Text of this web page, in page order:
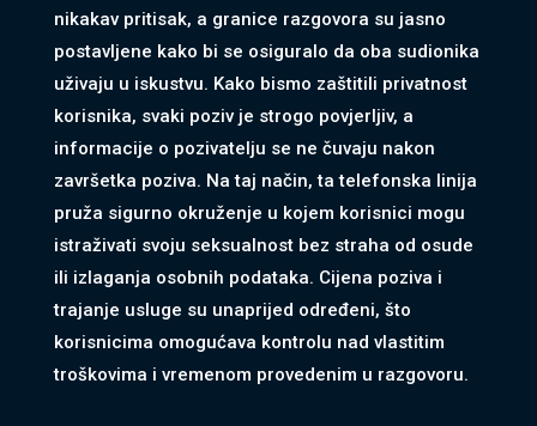
nikakav pritisak, a granice razgovora su jasno
postavljene kako bi se osiguralo da oba sudionika
uživaju u iskustvu. Kako bismo zaštitili privatnost
korisnika, svaki poziv je strogo povjerljiv, a
informacije o pozivatelju se ne čuvaju nakon
završetka poziva. Na taj način, ta telefonska linija
pruža sigurno okruženje u kojem korisnici mogu
istraživati svoju seksualnost bez straha od osude
ili izlaganja osobnih podataka. Cijena poziva i
trajanje usluge su unaprijed određeni, što
korisnicima omogućava kontrolu nad vlastitim
troškovima i vremenom provedenim u razgovoru.